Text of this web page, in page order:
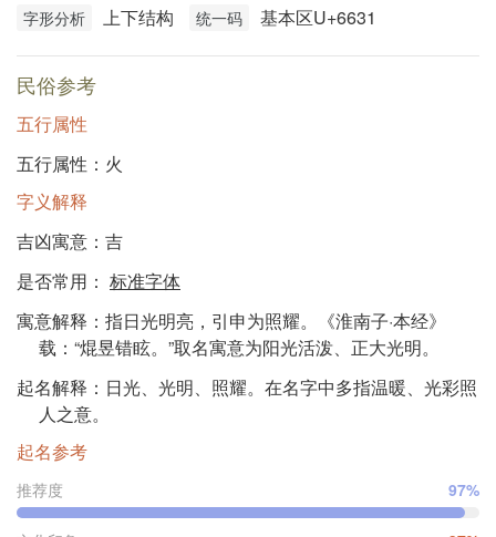
字形分析 上下结构 统一码 基本区U+6631
民俗参考
五行属性
五行属性：火
字义解释
吉凶寓意：吉
是否常用： 标准字体
寓意解释：指日光明亮，引申为照耀。《淮南子·本经》
载：“焜昱错眩。”取名寓意为阳光活泼、正大光明。
起名解释：日光、光明、照耀。在名字中多指温暖、光彩照
人之意。
起名参考
推荐度 97%